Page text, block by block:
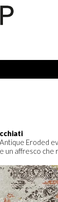
Eroded
un affresco